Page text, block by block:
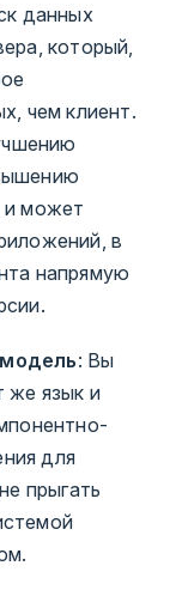
данных
который,
чем клиент.
и может
в
напрямую
: Вы
же язык и
для
прыгать